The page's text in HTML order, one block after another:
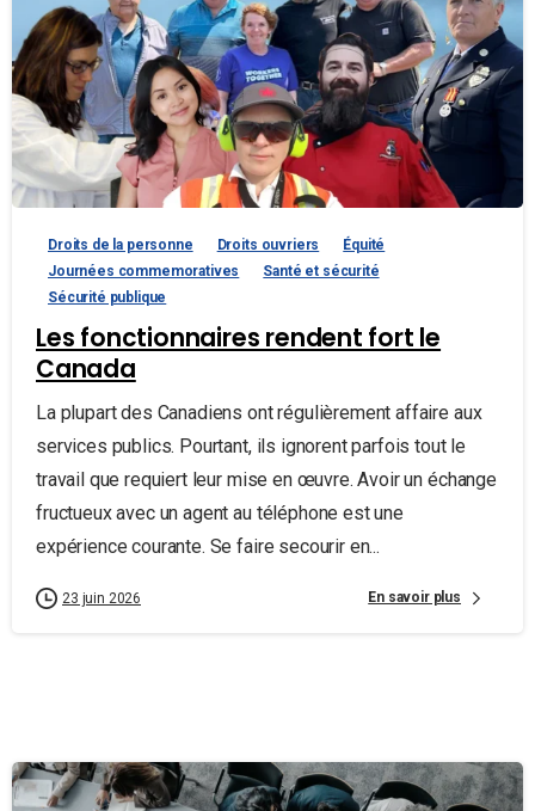
Droits de la personne Droits ouvriers
Équité
Journées commemoratives
Santé et sécurité
Sécurité publique
Les fonctionnaires rendent fort le
Canada
La plupart des Canadiens ont régulièrement affaire aux
services publics. Pourtant, ils ignorent parfois tout le
travail que requiert leur mise en œuvre. Avoir un échange
fructueux avec un agent au téléphone est une
expérience courante. Se faire secourir en...
23 juin 2026 En savoir plus